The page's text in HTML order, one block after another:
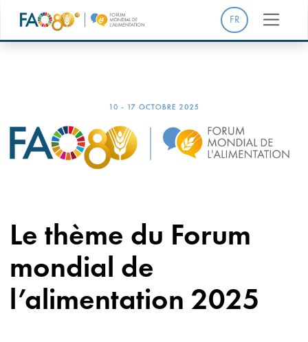
FR
Le thème du Forum
mondial de
l’alimentation 2025